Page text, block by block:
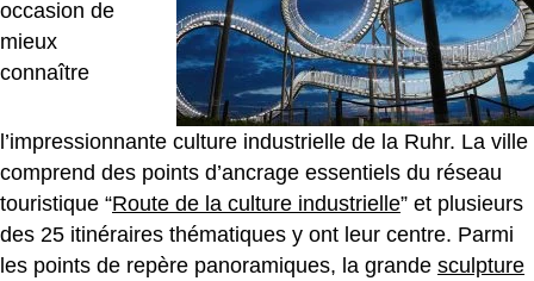
occasion de
mieux
connaître
l’impressionnante culture industrielle de la Ruhr. La ville
comprend des points d’ancrage essentiels du réseau
touristique “Route de la culture industrielle” et plusieurs
des 25 itinéraires thématiques y ont leur centre. Parmi
les points de repère panoramiques, la grande sculpture